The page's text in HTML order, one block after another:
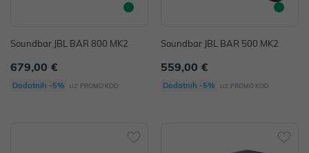
Soundbar JBL BAR 800 MK2
679,00 €
Dodatnih -5% uz PROMO KOD
Soundbar JBL BAR 500 MK2
559,00 €
Dodatnih -5% uz PROMO KOD